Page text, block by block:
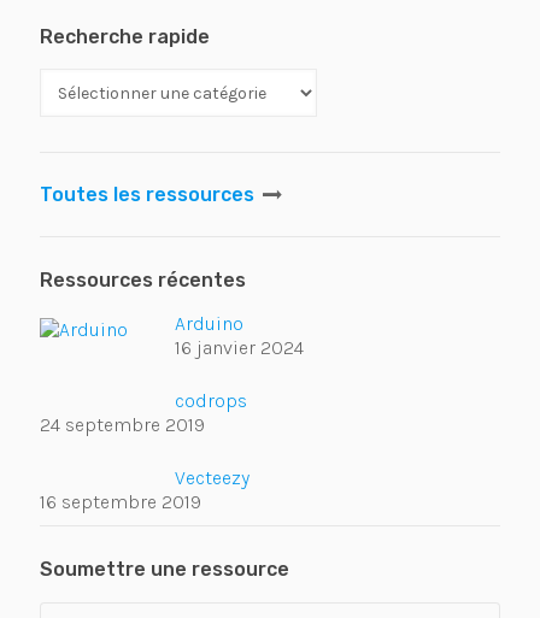
Recherche rapide
Toutes les ressources
Ressources récentes
Arduino
16 janvier 2024
codrops
24 septembre 2019
Vecteezy
16 septembre 2019
Soumettre une ressource